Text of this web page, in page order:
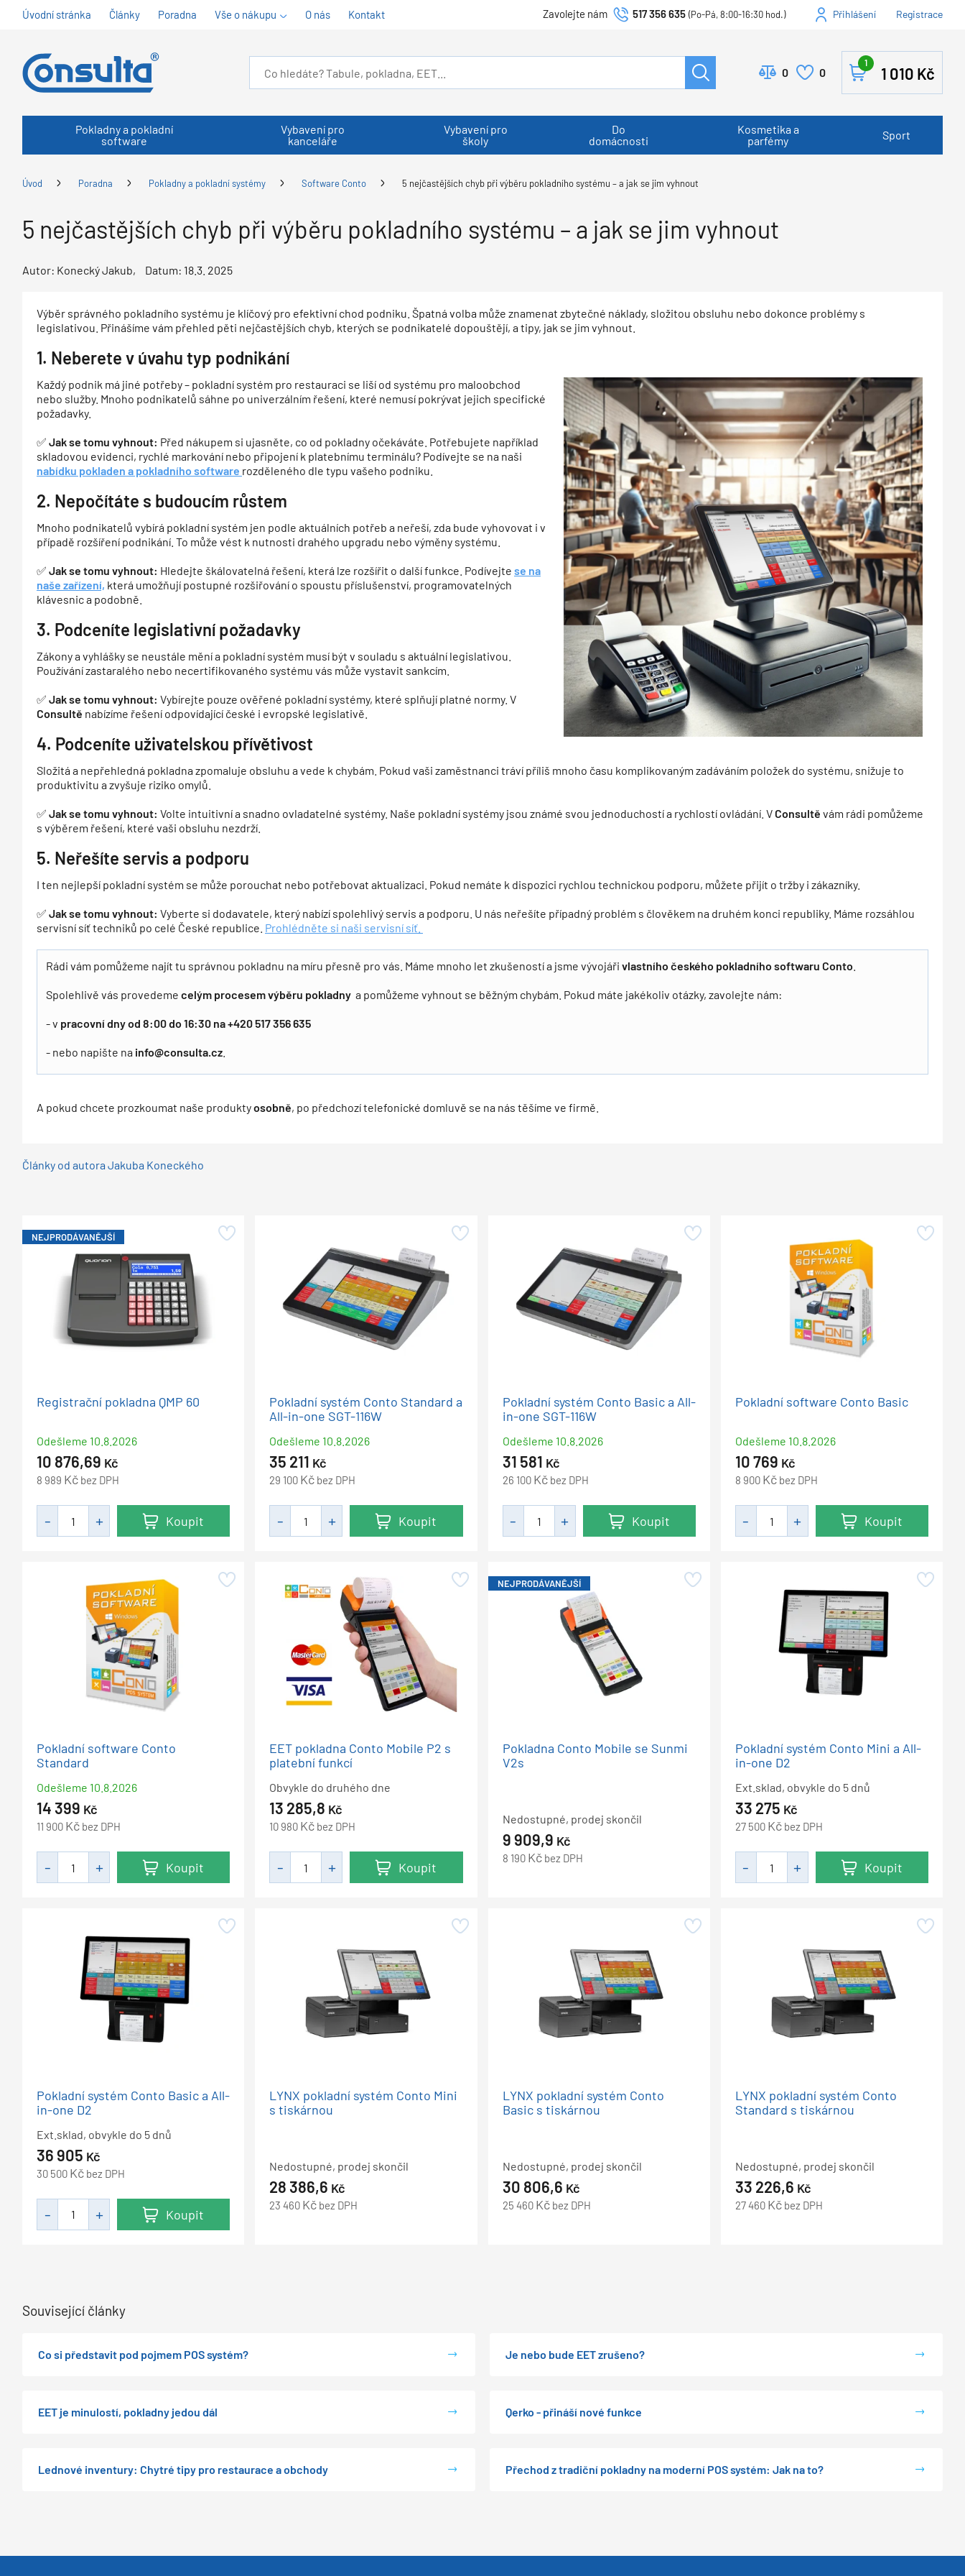
Úvodní stránka Články Poradna Vše o nákupu O nás Kontakt Zavolejte nám 517 356 635 (Po-Pá, 8:00-16:30 hod.) Přihlášení Registrace
0 0 1 010 Kč
1
Pokladny a pokladní
software
Vybavení pro
kanceláře
Vybavení pro
školy
Do
domácnosti
Kosmetika a
parfémy
Sport
Úvod Poradna Pokladny a pokladní systémy Software Conto 5 nejčastějších chyb při výběru pokladního systému – a jak se jim vyhnout
5 nejčastějších chyb při výběru pokladního systému – a jak se jim vyhnout
Autor: Konecký Jakub Datum: 18.3. 2025
Výběr správného pokladního systému je klíčový pro efektivní chod podniku. Špatná volba může znamenat zbytečné náklady, složitou obsluhu nebo dokonce problémy s
legislativou. Přinášíme vám přehled pěti nejčastějších chyb, kterých se podnikatelé dopouštějí, a tipy, jak se jim vyhnout.
1. Neberete v úvahu typ podnikání
Každý podnik má jiné potřeby – pokladní systém pro restauraci se liší od systému pro maloobchod
nebo služby. Mnoho podnikatelů sáhne po univerzálním řešení, které nemusí pokrývat jejich specifické
požadavky.
✅ Jak se tomu vyhnout: Před nákupem si ujasněte, co od pokladny očekáváte. Potřebujete například
skladovou evidenci, rychlé markování nebo připojení k platebnímu terminálu? Podívejte se na naši
nabídku pokladen a pokladního software rozděleného dle typu vašeho podniku.
2. Nepočítáte s budoucím růstem
Mnoho podnikatelů vybírá pokladní systém jen podle aktuálních potřeb a neřeší, zda bude vyhovovat i v
případě rozšíření podnikání. To může vést k nutnosti drahého upgradu nebo výměny systému.
✅ Jak se tomu vyhnout: Hledejte škálovatelná řešení, která lze rozšířit o další funkce. Podívejte se na
naše zařízení, která umožňují postupné rozšiřování o spoustu příslušenství, programovatelných
klávesnic a podobně.
3. Podceníte legislativní požadavky
Zákony a vyhlášky se neustále mění a pokladní systém musí být v souladu s aktuální legislativou.
Používání zastaralého nebo necertifikovaného systému vás může vystavit sankcím.
✅ Jak se tomu vyhnout: Vybírejte pouze ověřené pokladní systémy, které splňují platné normy. V
Consultě nabízíme řešení odpovídající české i evropské legislativě.
4. Podceníte uživatelskou přívětivost
Složitá a nepřehledná pokladna zpomaluje obsluhu a vede k chybám. Pokud vaši zaměstnanci tráví příliš mnoho času komplikovaným zadáváním položek do systému, snižuje to
produktivitu a zvyšuje riziko omylů.
✅ Jak se tomu vyhnout: Volte intuitivní a snadno ovladatelné systémy. Naše pokladní systémy jsou známé svou jednoduchostí a rychlostí ovládání. VConsultě vám rádi pomůžeme
s výběrem řešení, které vaši obsluhu nezdrží.
5. Neřešíte servis a podporu
I ten nejlepší pokladní systém se může porouchat nebo potřebovat aktualizaci. Pokud nemáte k dispozici rychlou technickou podporu, můžete přijít o tržby i zákazníky.
✅ Jak se tomu vyhnout: Vyberte si dodavatele, který nabízí spolehlivý servis a podporu. U nás neřešíte případný problém s člověkem na druhém konci republiky. Máme rozsáhlou
servisní síť techniků po celé České republice. Prohlédněte si naši servisní síť.
Rádi vám pomůžeme najít tu správnou pokladnu na míru přesně pro vás. Máme mnoho let zkušeností a jsme vývojáři vlastního českého pokladního softwaru Conto
Spolehlivě vás provedeme celým procesem výběru pokladny a pomůžeme vyhnout se běžným chybám. Pokud máte jakékoliv otázky, zavolejte nám:
- v pracovní dny od 8:00 do 16:30 na +420 517 356 635
- nebo napište na info@consulta.cz
A pokud chcete prozkoumat naše produktyosobně, po předchozí telefonické domluvě se na nás těšíme ve firmě.
Články od autora Jakuba Koneckého
NEJPRODÁVANĚJŠÍ
Registrační pokladna QMP 60
Odešleme 10.8.2026
10 876,69 Kč
8 989 Kč bez DPH
Koupit
Pokladní systém Conto Standard a
All-in-one SGT-116W
Odešleme 10.8.2026
35 211 Kč
29 100 Kč bez DPH
Koupit
Pokladní systém Conto Basic a All-
in-one SGT-116W
Odešleme 10.8.2026
31 581 Kč
26 100 Kč bez DPH
Koupit
Pokladní software Conto Basic
Odešleme 10.8.2026
10 769 Kč
8 900 Kč bez DPH
Koupit
Pokladní software Conto
Standard
Odešleme 10.8.2026
14 399 Kč
11 900 Kč bez DPH
Koupit
EET pokladna Conto Mobile P2 s
platební funkcí
Obvykle do druhého dne
13 285,8 Kč
10 980 Kč bez DPH
Koupit
NEJPRODÁVANĚJŠÍ
Pokladna Conto Mobile se Sunmi
V2s
Nedostupné, prodej skončil
9 909,9 Kč
8 190 Kč bez DPH
Pokladní systém Conto Mini a All-
in-one D2
Ext.sklad, obvykle do 5 dnů
33 275 Kč
27 500 Kč bez DPH
Koupit
Pokladní systém Conto Basic a All-
in-one D2
Ext.sklad, obvykle do 5 dnů
36 905 Kč
30 500 Kč bez DPH
Koupit
LYNX pokladní systém Conto Mini
s tiskárnou
Nedostupné, prodej skončil
28 386,6 Kč
23 460 Kč bez DPH
LYNX pokladní systém Conto
Basic s tiskárnou
Nedostupné, prodej skončil
30 806,6 Kč
25 460 Kč bez DPH
LYNX pokladní systém Conto
Standard s tiskárnou
Nedostupné, prodej skončil
33 226,6 Kč
27 460 Kč bez DPH
Související články
Co si představit pod pojmem POS systém? Je nebo bude EET zrušeno?
EET je minulostí, pokladny jedou dál Qerko - přináší nové funkce
Lednové inventury: Chytré tipy pro restaurace a obchody Přechod z tradiční pokladny na moderní POS systém: Jak na to?